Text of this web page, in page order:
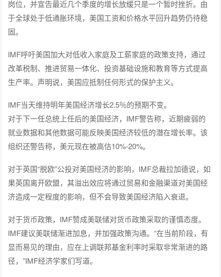
岗位，并宣告最近几个季度的增长放缓只是一个暂时挫折。由
于全球处于低通胀环境，美国工资和价格水平回升趋势仍待稳
固。
IMF呼吁美国加大对低收入家庭及工薪家庭的政策支持，通过
改革税制、推进贸易一体化、投资基础设施和教育等方式提高
生产率。声明说，美国应抵制任何形式的保护主义。
IMF当天维持明年美国经济增长2.5％的预期不变。
对于下一任总统上任后的美国经济，IMF警告称，近期疲弱的
就业数据和其他数据可能反映美国经济较低的潜在增长率。该
组织还警告称，美元现在被高估10%-20%。
对于英国“脱欧”公投对美国经济的影响，IMF总裁拉加德说，如
果英国离开欧盟，其溢出效应将通过贸易和金融渠道对美国经
济造成一定程度的影响，但不会导致美国经济陷入衰退。
对于货币政策，IMF赞成美联储对货币政策采取的谨慎态度。
IMF建议美联储渐进加息，并加强政策沟通。“在当前阶段，有
显而易见的理由，应在上调联邦基金利率时采取非常渐进的路
径，”IMF经济学家们写道。